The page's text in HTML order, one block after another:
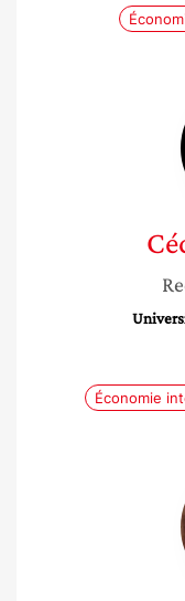
Économie